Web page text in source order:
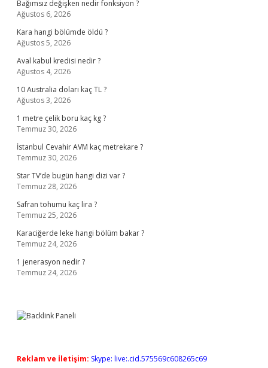
Bağımsız değişken nedir fonksiyon ?
Ağustos 6, 2026
Kara hangi bölümde öldü ?
Ağustos 5, 2026
Aval kabul kredisi nedir ?
Ağustos 4, 2026
10 Australia doları kaç TL ?
Ağustos 3, 2026
1 metre çelik boru kaç kg ?
Temmuz 30, 2026
İstanbul Cevahir AVM kaç metrekare ?
Temmuz 30, 2026
Star TV’de bugün hangi dizi var ?
Temmuz 28, 2026
Safran tohumu kaç lira ?
Temmuz 25, 2026
Karaciğerde leke hangi bölüm bakar ?
Temmuz 24, 2026
1 jenerasyon nedir ?
Temmuz 24, 2026
Reklam ve İletişim: Skype: live:.cid.575569c608265c69